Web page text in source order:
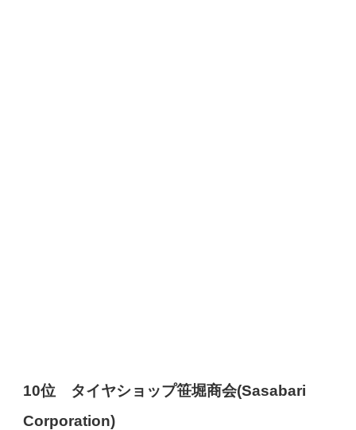
10位 タイヤショップ笹堀商会(Sasabari
Corporation)